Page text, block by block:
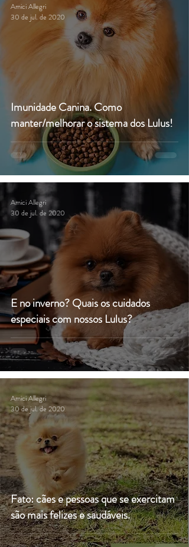
Imunidade Canina. Como
manter/melhorar o sistema dos Lulus!
Amici Allegri
30 de jul. de 2020
E no inverno? Quais os cuidados
especiais com nossos Lulus?
Amici Allegri
30 de jul. de 2020
Fato: cães e pessoas que se exercitam
são mais felizes e saudáveis.
Amici Allegri
30 de jul. de 2020